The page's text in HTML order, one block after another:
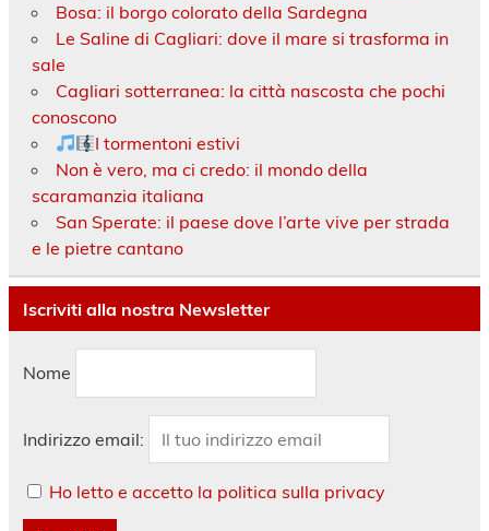
Bosa: il borgo colorato della Sardegna
Le Saline di Cagliari: dove il mare si trasforma in
sale
Cagliari sotterranea: la città nascosta che pochi
conoscono
I tormentoni estivi
Non è vero, ma ci credo: il mondo della
scaramanzia italiana
San Sperate: il paese dove l’arte vive per strada
e le pietre cantano
Iscriviti alla nostra Newsletter
Nome
Indirizzo email:
Ho letto e accetto la politica sulla privacy